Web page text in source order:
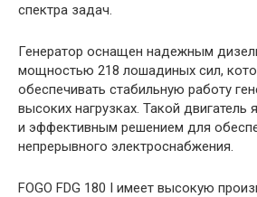
спектра задач.
Генератор оснащен надежным
мощностью 218 лошадиных сил,
обеспечивать стабильную работу
высоких нагрузках. Такой
и эффективным решением для
непрерывного электроснабжения.
FOGO FDG 180 I имеет высокую